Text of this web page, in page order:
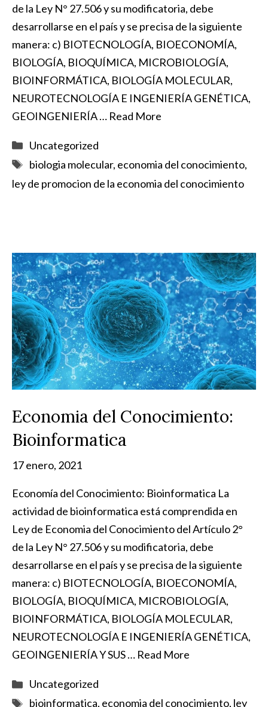
de la Ley N° 27.506 y su modificatoria, debe
desarrollarse en el país y se precisa de la siguiente
manera: c) BIOTECNOLOGÍA, BIOECONOMÍA,
BIOLOGÍA, BIOQUÍMICA, MICROBIOLOGÍA,
BIOINFORMÁTICA, BIOLOGÍA MOLECULAR,
NEUROTECNOLOGÍA E INGENIERÍA GENÉTICA,
GEOINGENIERÍA … Read More
Categorías
Uncategorized
Etiquetas
biologia molecular, economia del conocimiento,
ley de promocion de la economia del conocimiento
Economia del Conocimiento:
Bioinformatica
17 enero, 2021
Economía del Conocimiento: Bioinformatica La
actividad de bioinformatica está comprendida en
Ley de Economia del Conocimiento del Artículo 2°
de la Ley N° 27.506 y su modificatoria, debe
desarrollarse en el país y se precisa de la siguiente
manera: c) BIOTECNOLOGÍA, BIOECONOMÍA,
BIOLOGÍA, BIOQUÍMICA, MICROBIOLOGÍA,
BIOINFORMÁTICA, BIOLOGÍA MOLECULAR,
NEUROTECNOLOGÍA E INGENIERÍA GENÉTICA,
GEOINGENIERÍA Y SUS … Read More
Categorías
Uncategorized
Etiquetas
bioinformatica, economia del conocimiento, ley